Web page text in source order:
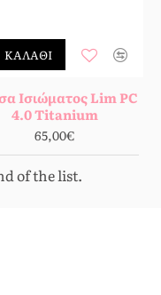
Ισιώματος Lim PC
4.0 Titanium
65,00€
ΚΑΛΆΘΙ
of the list.